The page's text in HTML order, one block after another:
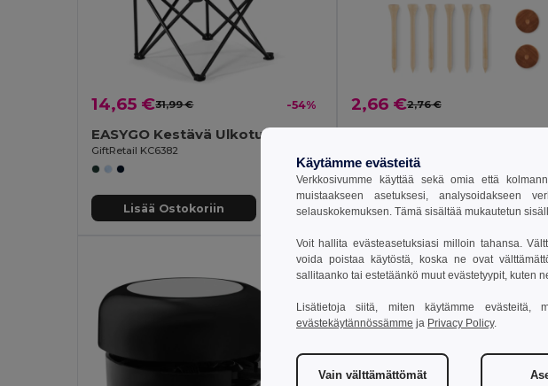
14,65 €31,99 € -54%
GiftRetail KC6382
Lisää Ostokoriin
2,66 €2,76 €
Lisää Ostokoriin
Käytämme evästeitä
Verkkosivumme käyttää sekä omia että
muistaakseen asetuksesi, analysoidakseen
selauskokemuksen. Tämä sisältää mukautetun
Voit hallita evästeasetuksiasi milloin tahansa.
voida poistaa käytöstä, koska ne ovat
sallitaanko tai estetäänkö muut evästetyypit, kuten
Lisätietoja siitä, miten käytämme
evästekäytännössämme ja Privacy Policy.
Vain välttämättömät